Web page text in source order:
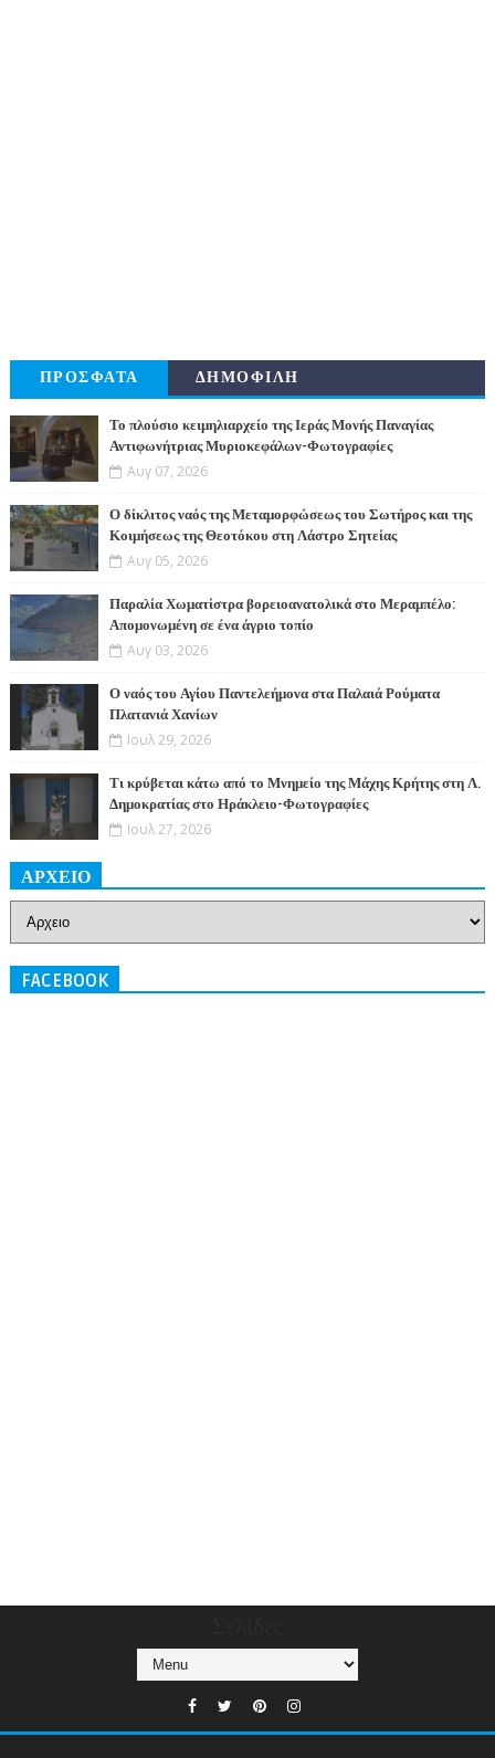
ΠΡΟΣΦΑΤΑ ΔΗΜΟΦΙΛΗ
Το πλούσιο κειμηλιαρχείο της Ιεράς Μονής Παναγίας
Αντιφωνήτριας Μυριοκεφάλων-Φωτογραφίες
Αυγ 07, 2026
Ο δίκλιτος ναός της Μεταμορφώσεως του Σωτήρος και της
Κοιμήσεως της Θεοτόκου στη Λάστρο Σητείας
Αυγ 05, 2026
Παραλία Χωματίστρα βορειοανατολικά στο Μεραμπέλο:
Απομονωμένη σε ένα άγριο τοπίο
Αυγ 03, 2026
Ο ναός του Αγίου Παντελεήμονα στα Παλαιά Ρούματα
Πλατανιά Χανίων
Ιουλ 29, 2026
Τι κρύβεται κάτω από το Μνημείο της Μάχης Κρήτης στη Λ.
Δημοκρατίας στο Ηράκλειο-Φωτογραφίες
Ιουλ 27, 2026
ΑΡΧΕΙΟ
FACEBOOK